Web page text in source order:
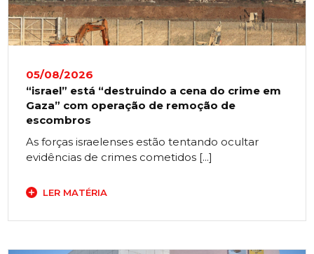
05/08/2026
“israel” está “destruindo a cena do crime em
Gaza” com operação de remoção de
escombros
As forças israelenses estão tentando ocultar
evidências de crimes cometidos [...]
LER MATÉRIA